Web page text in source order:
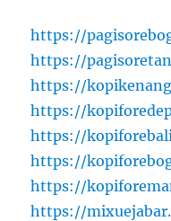
https://
https://
https://
https://
https://
https://
https://
https://